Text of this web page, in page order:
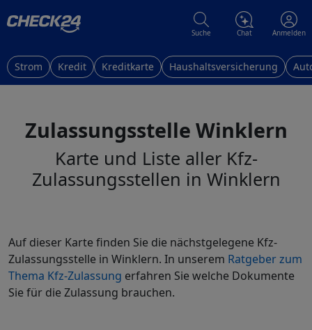
Suche Chat Anmelden
Strom Kredit Kreditkarte Haushaltsversicherung
Zulassungsstelle Winklern
Karte und Liste aller Kfz-
Zulassungsstellen in Winklern
Auf dieser Karte finden Sie die nächstgelegene Kfz-
Zulassungsstelle in Winklern. In unserem Ratgeber zum
Thema Kfz-Zulassung erfahren Sie welche Dokumente
Sie für die Zulassung brauchen.